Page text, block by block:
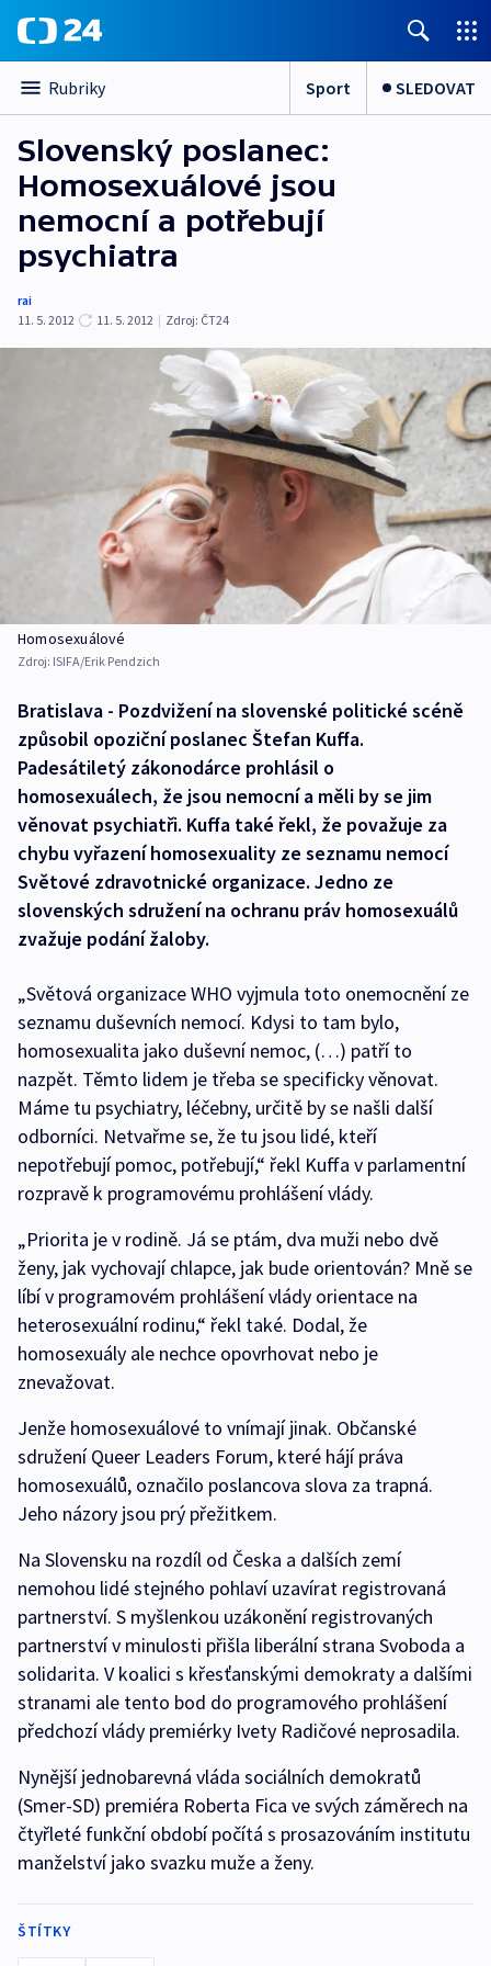
Rubriky Sport SLEDOVAT
Slovenský poslanec:
Homosexuálové jsou
nemocní a potřebují
psychiatra
rai
11. 5. 2012
11. 5. 2012 | Zdroj: ČT24
Homosexuálové
Zdroj: ISIFA/Erik Pendzich
Bratislava - Pozdvižení na slovenské politické scéně
způsobil opoziční poslanec Štefan Kuffa.
Padesátiletý zákonodárce prohlásil o
homosexuálech, že jsou nemocní a měli by se jim
věnovat psychiatři. Kuffa také řekl, že považuje za
chybu vyřazení homosexuality ze seznamu nemocí
Světové zdravotnické organizace. Jedno ze
slovenských sdružení na ochranu práv homosexuálů
zvažuje podání žaloby.
„Světová organizace WHO vyjmula toto onemocnění ze
seznamu duševních nemocí. Kdysi to tam bylo,
homosexualita jako duševní nemoc, (…) patří to
nazpět. Těmto lidem je třeba se specificky věnovat.
Máme tu psychiatry, léčebny, určitě by se našli další
odborníci. Netvařme se, že tu jsou lidé, kteří
nepotřebují pomoc, potřebují,“ řekl Kuffa v parlamentní
rozpravě k programovému prohlášení vlády.
„Priorita je v rodině. Já se ptám, dva muži nebo dvě
ženy, jak vychovají chlapce, jak bude orientován? Mně se
líbí v programovém prohlášení vlády orientace na
heterosexuální rodinu,“ řekl také. Dodal, že
homosexuály ale nechce opovrhovat nebo je
znevažovat.
Jenže homosexuálové to vnímají jinak. Občanské
sdružení Queer Leaders Forum, které hájí práva
homosexuálů, označilo poslancova slova za trapná.
Jeho názory jsou prý přežitkem.
Na Slovensku na rozdíl od Česka a dalších zemí
nemohou lidé stejného pohlaví uzavírat registrovaná
partnerství. S myšlenkou uzákonění registrovaných
partnerství v minulosti přišla liberální strana Svoboda a
solidarita. V koalici s křesťanskými demokraty a dalšími
stranami ale tento bod do programového prohlášení
předchozí vlády premiérky Ivety Radičové neprosadila.
Nynější jednobarevná vláda sociálních demokratů
(Smer-SD) premiéra Roberta Fica ve svých záměrech na
čtyřleté funkční období počítá s prosazováním institutu
manželství jako svazku muže a ženy.
ŠTÍTKY